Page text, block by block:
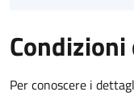
Per conoscere i